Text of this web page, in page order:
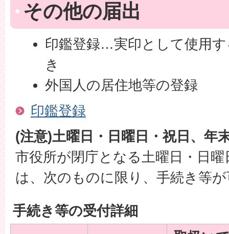
その他の届出
印鑑登録…実印として使用
き
外国人の居住地等の登録
印鑑登録
(注意)土曜日・日曜日・祝日、年
市役所が閉庁となる土曜日・日
は、次のものに限り、手続き等
手続き等の受付詳細